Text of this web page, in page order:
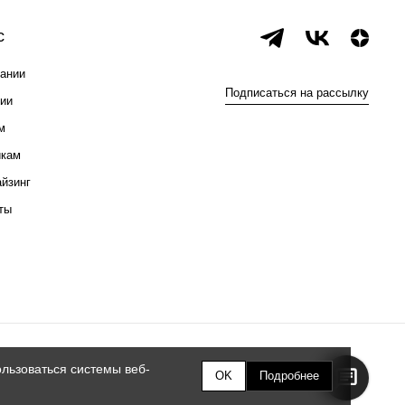
Подписаться на рассылку
системы веб-
OK Подробнее